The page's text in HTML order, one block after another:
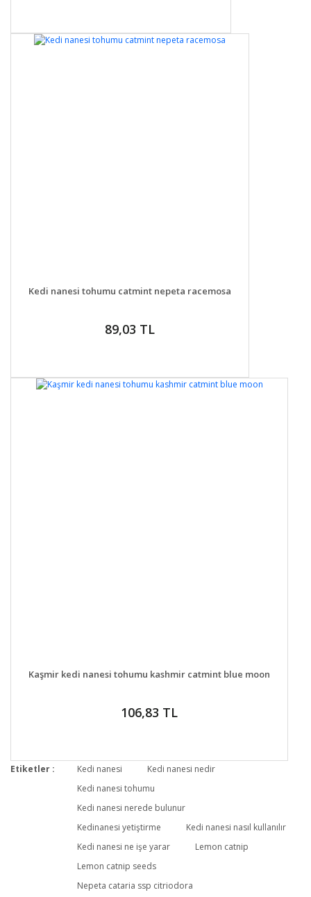
DETAYLAR
Kedi nanesi tohumu catmint nepeta racemosa
89,03 TL
DETAYLAR
Kaşmir kedi nanesi tohumu kashmir catmint blue moon
106,83 TL
Etiketler : Kedi nanesi
Kedi nanesi nedir
Kedi nanesi tohumu
Kedi nanesi nerede bulunur
Kedinanesi yetiştirme
Kedi nanesi nasıl kullanılır
Kedi nanesi ne işe yarar
Lemon catnip
Lemon catnip seeds
Nepeta cataria ssp citriodora